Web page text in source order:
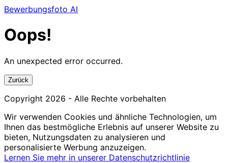
Bewerbungsfoto AI
Oops!
An unexpected error occurred.
Zurück
Copyright 2026 - Alle Rechte vorbehalten
Wir verwenden Cookies und ähnliche Technologien, um
Ihnen das bestmögliche Erlebnis auf unserer Website zu
bieten, Nutzungsdaten zu analysieren und
personalisierte Werbung anzuzeigen.
Lernen Sie mehr in unserer Datenschutzrichtlinie